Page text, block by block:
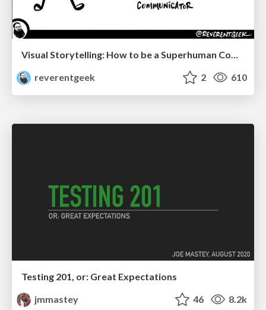
Visual Storytelling: How to be a Superhuman Communicator
reverentgeek
2 610
Testing 201, or: Great Expectations
jmmastey
46 8.2k